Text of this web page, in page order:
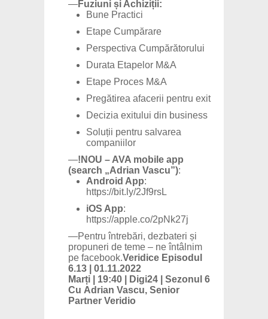
—Fuziuni și Achiziții:
Bune Practici
Etape Cumpărare
Perspectiva Cumpărătorului
Durata Etapelor M&A
Etape Proces M&A
Pregătirea afacerii pentru exit
Decizia exitului din business
Soluții pentru salvarea
companiilor
—!NOU – AVA mobile app
(search „Adrian Vascu”):
Android App:
https://bit.ly/2Jf9rsL
iOS App:
https://apple.co/2pNk27j
—Pentru întrebări, dezbateri și
propuneri de teme – ne întâlnim
pe facebook.Veridice Episodul
6.13 | 01.11.2022
Marți | 19:40 | Digi24 | Sezonul 6
Cu Adrian Vascu, Senior
Partner Veridio